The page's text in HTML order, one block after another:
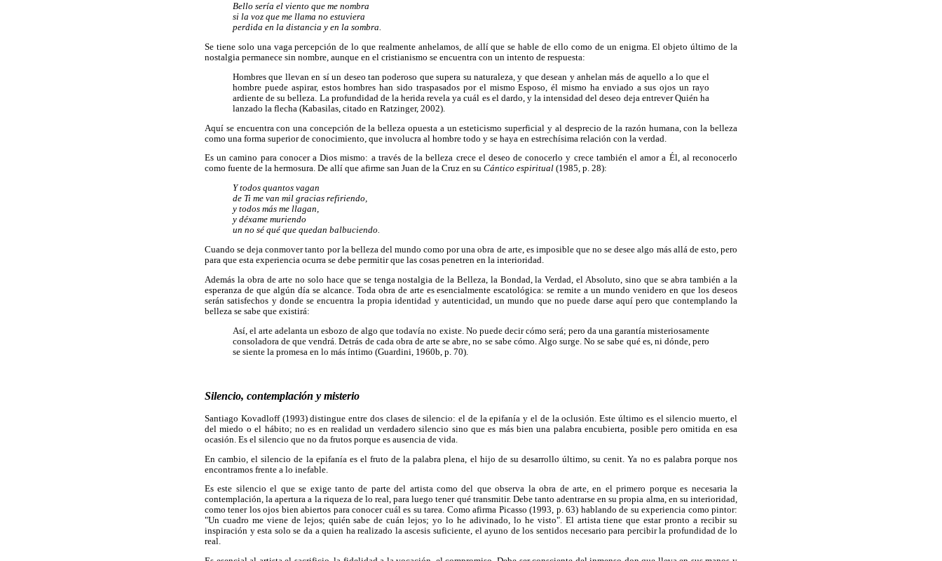
Bello sería el viento que me nombra
si la voz que me llama no estuviera
perdida en la distancia y en la sombra.
Se tiene solo una vaga percepción de lo que realmente anhelamos, de allí que se hable de ello como de un enigma. El objeto último de la
nostalgia permanece sin nombre, aunque en el cristianismo se encuentra con un intento de respuesta:
Hombres que llevan en sí un deseo tan poderoso que supera su naturaleza, y que desean y anhelan más de aquello a lo que el
hombre puede aspirar, estos hombres han sido traspasados por el mismo Esposo, él mismo ha enviado a sus ojos un rayo
ardiente de su belleza. La profundidad de la herida revela ya cuál es el dardo, y la intensidad del deseo deja entrever Quién ha
lanzado la flecha (Kabasilas, citado en Ratzinger, 2002).
Aquí se encuentra con una concepción de la belleza opuesta a un esteticismo superficial y al desprecio de la razón humana, con la belleza
como una forma superior de conocimiento, que involucra al hombre todo y se haya en estrechísima relación con la verdad.
Es un camino para conocer a Dios mismo: a través de la belleza crece el deseo de conocerlo y crece también el amor a Él, al reconocerlo
como fuente de la hermosura. De allí que afirme san Juan de la Cruz en su Cántico espiritual (1985, p. 28):
Y todos quantos vagan
de Ti me van mil gracias refiriendo,
y todos más me llagan,
y déxame muriendo
un no sé qué que quedan balbuciendo.
Cuando se deja conmover tanto por la belleza del mundo como por una obra de arte, es imposible que no se desee algo más allá de esto, pero
para que esta experiencia ocurra se debe permitir que las cosas penetren en la interioridad.
Además la obra de arte no solo hace que se tenga nostalgia de la Belleza, la Bondad, la Verdad, el Absoluto, sino que se abra también a la
esperanza de que algún día se alcance. Toda obra de arte es esencialmente escatológica: se remite a un mundo venidero en que los deseos
serán satisfechos y donde se encuentra la propia identidad y autenticidad, un mundo que no puede darse aquí pero que contemplando la
belleza se sabe que existirá:
Así, el arte adelanta un esbozo de algo que todavía no existe. No puede decir cómo será; pero da una garantía misteriosamente
consoladora de que vendrá. Detrás de cada obra de arte se abre, no se sabe cómo. Algo surge. No se sabe qué es, ni dónde, pero
se siente la promesa en lo más íntimo (Guardini, 1960b, p. 70).
Silencio, contemplación y misterio
Santiago Kovadloff (1993) distingue entre dos clases de silencio: el de la epifanía y el de la oclusión. Este último es el silencio muerto, el
del miedo o el hábito; no es en realidad un verdadero silencio sino que es más bien una palabra encubierta, posible pero omitida en esa
ocasión. Es el silencio que no da frutos porque es ausencia de vida.
En cambio, el silencio de la epifanía es el fruto de la palabra plena, el hijo de su desarrollo último, su cenit. Ya no es palabra porque nos
encontramos frente a lo inefable.
Es este silencio el que se exige tanto de parte del artista como del que observa la obra de arte, en el primero porque es necesaria la
contemplación, la apertura a la riqueza de lo real, para luego tener qué transmitir. Debe tanto adentrarse en su propia alma, en su interioridad,
como tener los ojos bien abiertos para conocer cuál es su tarea. Como afirma Picasso (1993, p. 63) hablando de su experiencia como pintor:
"Un cuadro me viene de lejos; quién sabe de cuán lejos; yo lo he adivinado, lo he visto". El artista tiene que estar pronto a recibir su
inspiración y esta solo se da a quien ha realizado la ascesis suficiente, el ayuno de los sentidos necesario para percibir la profundidad de lo
real.